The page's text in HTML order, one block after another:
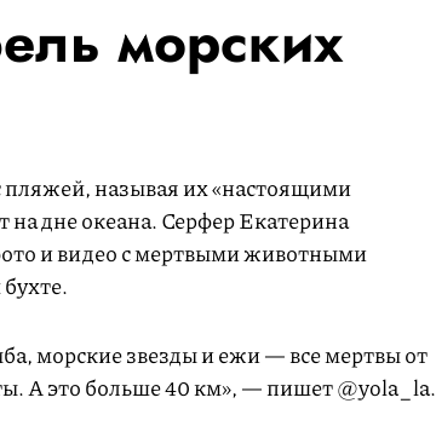
морских
называя их «настоящими
дне океана. Серфер Екатерина
и видео с мертвыми животными
морские звезды и ежи — все мертвы от
А это больше 40 км», — пишет @yola_la.